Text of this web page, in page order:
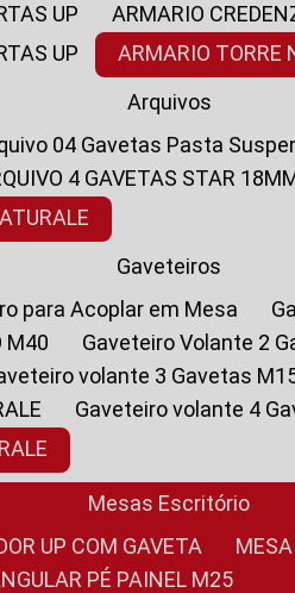
UP
ARMARIO
UP
ARMARIO
Arquivos
04 Gavetas Pasta
4 GAVETAS STAR
Gaveteiros
para Acoplar em Mesa
M40
Gaveteiro Volante 2
volante 3 Gavetas
Gaveteiro volante 4
Mesas Escritório
UP COM GAVETA
PÉ PAINEL M25